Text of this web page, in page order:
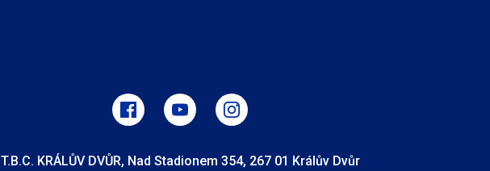
T.B.C. KRÁLŮV DVŮR, Nad Stadionem 354, 267 01 Králův Dvůr